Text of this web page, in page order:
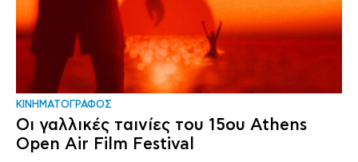
ΚΙΝΗΜΑΤΟΓΡΑΦΟΣ
Οι γαλλικές ταινίες του 15ου Athens
Open Air Film Festival